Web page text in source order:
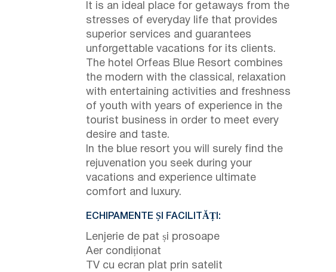
It is an ideal place for getaways from the
stresses of everyday life that provides
superior services and guarantees
unforgettable vacations for its clients.
The hotel Orfeas Blue Resort combines
the modern with the classical, relaxation
with entertaining activities and freshness
of youth with years of experience in the
tourist business in order to meet every
desire and taste.
In the blue resort you will surely find the
rejuvenation you seek during your
vacations and experience ultimate
comfort and luxury.
ECHIPAMENTE ȘI FACILITĂȚI:
Lenjerie de pat și prosoape
Aer condiționat
TV cu ecran plat prin satelit